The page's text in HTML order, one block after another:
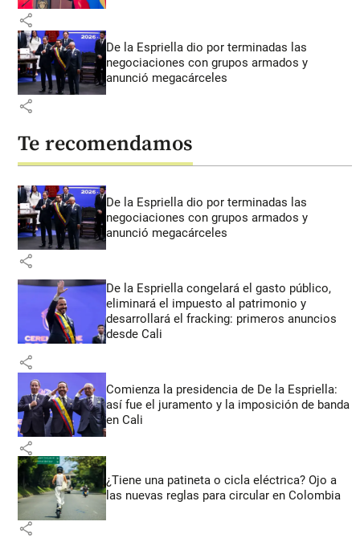
share
De la Espriella dio por terminadas las
negociaciones con grupos armados y
anunció megacárceles
share
Te recomendamos
De la Espriella dio por terminadas las
negociaciones con grupos armados y
anunció megacárceles
share
De la Espriella congelará el gasto público,
eliminará el impuesto al patrimonio y
desarrollará el fracking: primeros anuncios
desde Cali
share
Comienza la presidencia de De la Espriella:
así fue el juramento y la imposición de banda
en Cali
share
¿Tiene una patineta o cicla eléctrica? Ojo a
las nuevas reglas para circular en Colombia
share